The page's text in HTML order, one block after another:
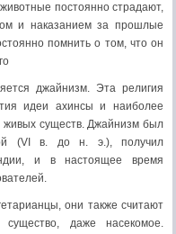
постоянно страдают,
и наказанием за прошлые
помнить о том, что он
джайнизм. Эта религия
идеи ахинсы и наиболее
существ. Джайнизм был
(VI в. до н. э.), получил
и в настоящее время
они также считают
даже насекомое.